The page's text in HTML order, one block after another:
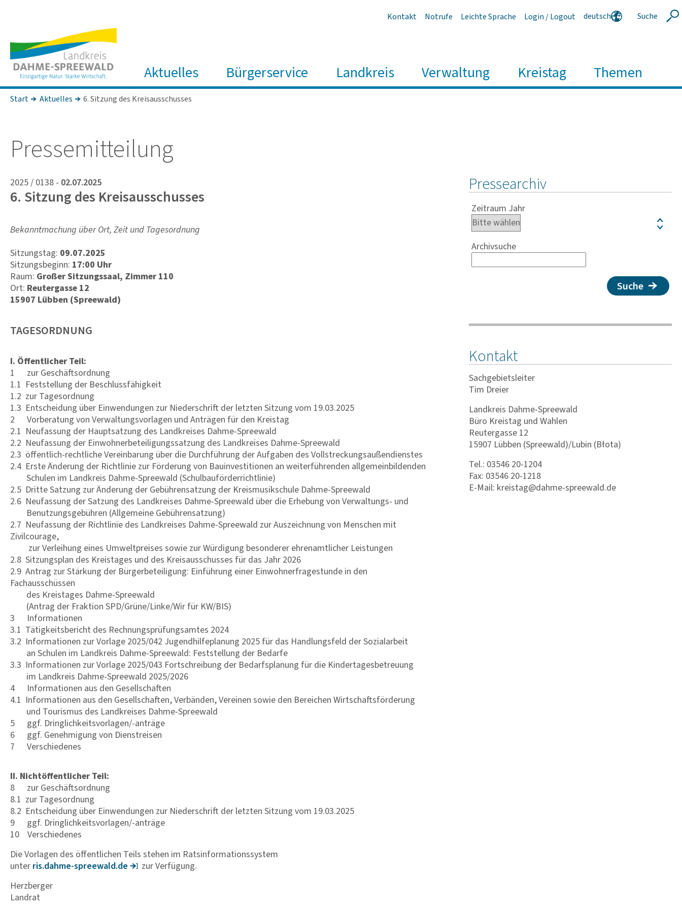
Kontakt Notrufe Leichte Sprache Login / Logout
deutsch
Suche
Aktuelles Bürgerservice Landkreis Verwaltung Kreistag Themen
Start Aktuelles 6. Sitzung des Kreisausschusses
Pres­se­mit­tei­lung
2025 / 0138 - 02.07.2025
6. Sitzung des Kreisausschusses
Bekanntmachung über Ort, Zeit und Tagesordnung
Sitzungstag: 09.07.2025
Sitzungsbeginn: 17:00 Uhr
Raum: Großer Sitzungssaal, Zimmer 110
Ort: Reutergasse 12
15907 Lübben (Spreewald)
TAGESORDNUNG
I. Öffentlicher Teil:
1 zur Geschäftsordnung
1.1 Feststellung der Beschlussfähigkeit
1.2 zur Tagesordnung
1.3 Entscheidung über Einwendungen zur Niederschrift der letzten Sitzung vom 19.03.2025
2 Vorberatung von Verwaltungsvorlagen und Anträgen für den Kreistag
2.1 Neufassung der Hauptsatzung des Landkreises Dahme-Spreewald
2.2 Neufassung der Einwohnerbeteiligungssatzung des Landkreises Dahme-Spreewald
2.3 öffentlich-rechtliche Vereinbarung über die Durchführung der Aufgaben des Vollstreckungsaußendienstes
2.4 Erste Änderung der Richtlinie zur Förderung von Bauinvestitionen an weiterführenden allgemeinbildenden
Schulen im Landkreis Dahme-Spreewald (Schulbauförderrichtlinie)
2.5 Dritte Satzung zur Änderung der Gebührensatzung der Kreismusikschule Dahme-Spreewald
2.6 Neufassung der Satzung des Landkreises Dahme-Spreewald über die Erhebung von Verwaltungs- und
Benutzungsgebühren (Allgemeine Gebührensatzung)
2.7 Neufassung der Richtlinie des Landkreises Dahme-Spreewald zur Auszeichnung von Menschen mit
Zivilcourage,
zur Verleihung eines Umweltpreises sowie zur Würdigung besonderer ehrenamtlicher Leistungen
2.8 Sitzungsplan des Kreistages und des Kreisausschusses für das Jahr 2026
2.9 Antrag zur Stärkung der Bürgerbeteiligung: Einführung einer Einwohnerfragestunde in den
Fachausschüssen
des Kreistages Dahme-Spreewald
(Antrag der Fraktion SPD/Grüne/Linke/Wir für KW/BIS)
3 Informationen
3.1 Tätigkeitsbericht des Rechnungsprüfungsamtes 2024
3.2 Informationen zur Vorlage 2025/042 Jugendhilfeplanung 2025 für das Handlungsfeld der Sozialarbeit
an Schulen im Landkreis Dahme-Spreewald: Feststellung der Bedarfe
3.3 Informationen zur Vorlage 2025/043 Fortschreibung der Bedarfsplanung für die Kindertagesbetreuung
im Landkreis Dahme-Spreewald 2025/2026
4 Informationen aus den Gesellschaften
4.1 Informationen aus den Gesellschaften, Verbänden, Vereinen sowie den Bereichen Wirtschaftsförderung
und Tourismus des Landkreises Dahme-Spreewald
5 ggf. Dringlichkeitsvorlagen/-anträge
6 ggf. Genehmigung von Dienstreisen
7 Verschiedenes
II. Nichtöffentlicher Teil:
8 zur Geschäftsordnung
8.1 zur Tagesordnung
8.2 Entscheidung über Einwendungen zur Niederschrift der letzten Sitzung vom 19.03.2025
9 ggf. Dringlichkeitsvorlagen/-anträge
10 Verschiedenes
Die Vorlagen des öffentlichen Teils stehen im Ratsinformationssystem
unter ris.dahme-spree­wald.de
zur Verfügung.
Herzberger
Landrat
Pressearchiv
Zeitraum Jahr
Archivsuche
Suche
Kontakt
Sachgebietsleiter
Tim Dreier
Landkreis Dahme-Spreewald
Büro Kreistag und Wahlen
Reutergasse 12
15907 Lübben (Spreewald)/Lubin (Błota)
Tel.: 03546 20-1204
Fax: 03546 20-1218
E-Mail: kreistag@dahme-spreewald.de